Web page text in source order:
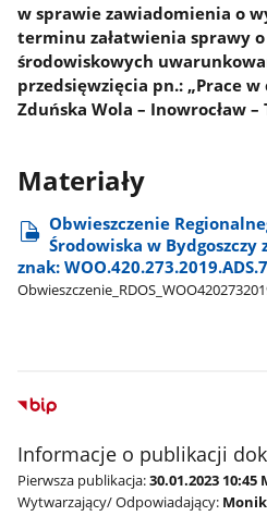
w sprawie zawiadomienia o
terminu załatwienia sprawy
środowiskowych
przedsięwzięcia pn.: „Prace w
Zduńska Wola – Inowrocław –
Materiały
Obwieszczenie
Środowiska w
znak:
Informacje o publikacji
Pierwsza publikacja:30.01.2023
Wytwarzający/ Odpowiadający: